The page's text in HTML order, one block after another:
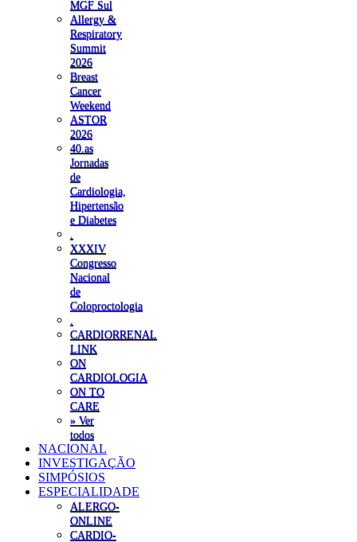
MGF Sul
Allergy &
Respiratory
Summit
2026
Breast
Cancer
Weekend
ASTOR
2026
40.as
Jornadas
de
Cardiologia,
Hipertensão
e Diabetes
XXXIV
Congresso
Nacional
de
Coloproctologia
CARDIORRENAL
LINK
ON
CARDIOLOGIA
ON TO
CARE
» Ver
todos
NACIONAL
INVESTIGAÇÃO
SIMPÓSIOS
ESPECIALIDADE
ALERGO-
ONLINE
CARDIO-